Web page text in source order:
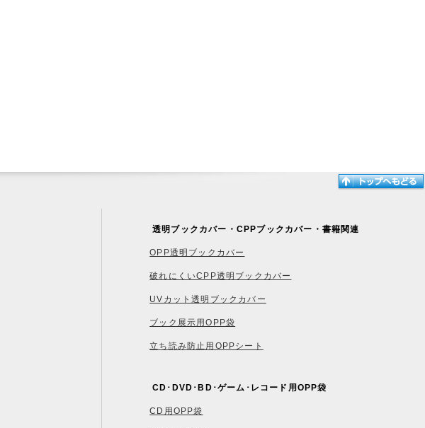
透明ブックカバー・CPPブックカバー・書籍関連
OPP透明ブックカバー
破れにくいCPP透明ブックカバー
UVカット透明ブックカバー
ブック展示用OPP袋
立ち読み防止用OPPシート
CD･DVD･BD･ゲーム･レコード用OPP袋
CD用OPP袋